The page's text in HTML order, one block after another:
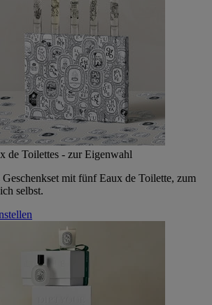
de Toilettes - zur Eigenwahl
Geschenkset mit fünf Eaux de Toilette, zum
selbst.